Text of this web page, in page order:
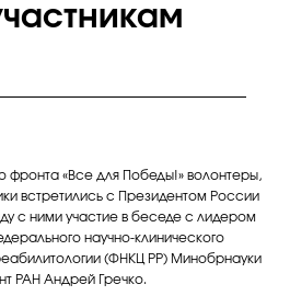
«Все для Победы!» волонтеры,
встретились с Президентом России
с ними участие в беседе с лидером
научно-клинического
(ФНКЦ РР) Минобрнауки
РАН Андрей Гречко.